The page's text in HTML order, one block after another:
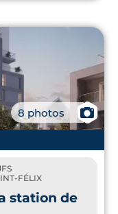
8 photos
📷
FÉLIX
station de